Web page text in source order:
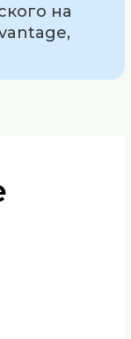
на